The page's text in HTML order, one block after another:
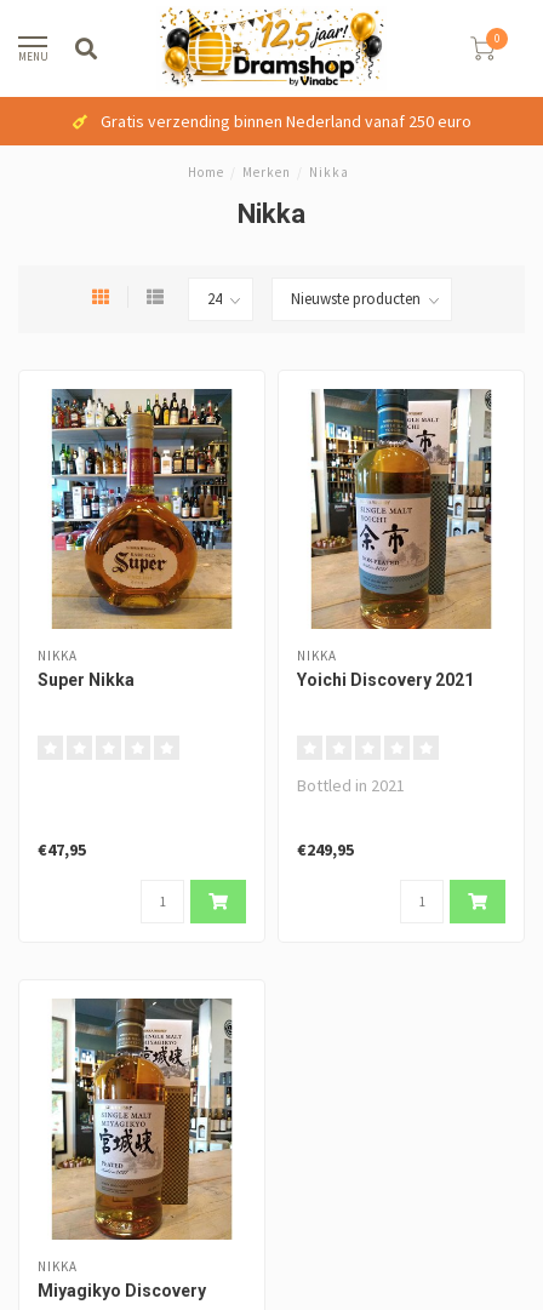
MENU
0
Gratis verzending binnen Nederland vanaf 250 euro
Home Merken Nikka
Nikka
NIKKA
Super Nikka
€47,95
NIKKA
Yoichi Discovery 2021
Bottled in 2021
€249,95
NIKKA
Miyagikyo Discovery